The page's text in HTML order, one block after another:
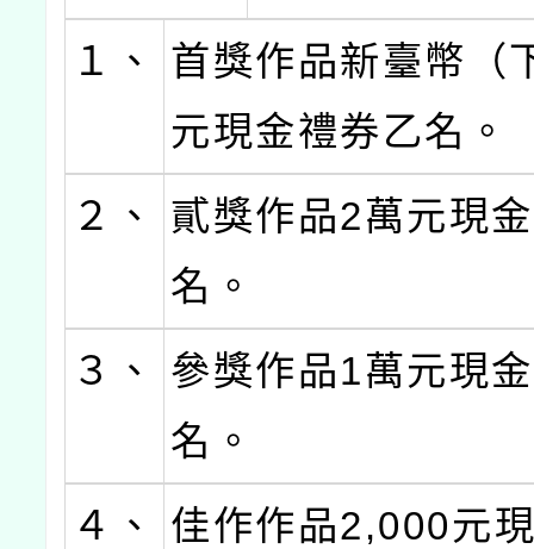
１、
首獎作品新臺幣（
元現金禮券乙名。
２、
貳獎作品2萬元現
名。
３、
參獎作品1萬元現
名。
４、
佳作作品2,000元